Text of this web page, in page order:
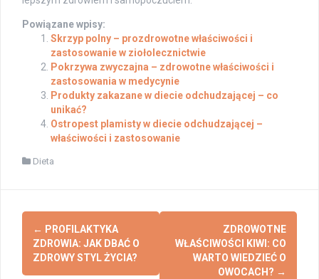
Powiązane wpisy:
Skrzyp polny – prozdrowotne właściwości i
zastosowanie w ziołolecznictwie
Pokrzywa zwyczajna – zdrowotne właściwości i
zastosowania w medycynie
Produkty zakazane w diecie odchudzającej – co
unikać?
Ostropest plamisty w diecie odchudzającej –
właściwości i zastosowanie
Dieta
Post
navigation
← PROFILAKTYKA
ZDROWIA: JAK DBAĆ O
ZDROWY STYL ŻYCIA?
ZDROWOTNE
WŁAŚCIWOŚCI KIWI: CO
WARTO WIEDZIEĆ O
OWOCACH? →